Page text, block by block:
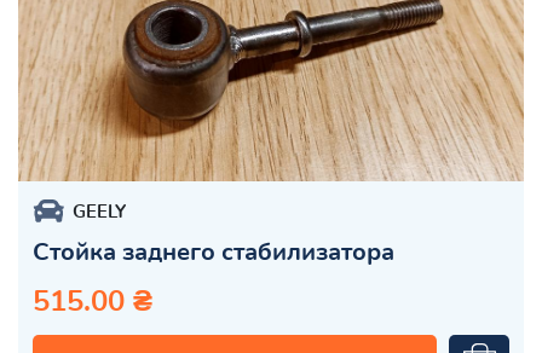
GEELY
Стойка заднего стабилизатора
515.00 ₴